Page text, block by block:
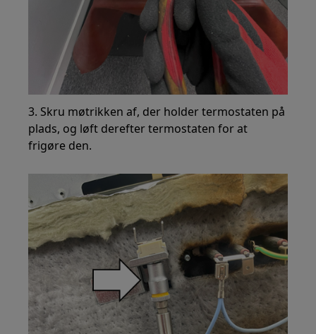
3. Skru møtrikken af, der holder termostaten på
plads, og løft derefter termostaten for at
frigøre den.